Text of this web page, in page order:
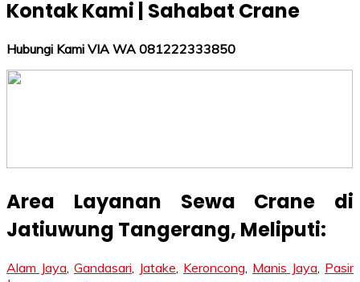
Kontak Kami | Sahabat Crane
Hubungi Kami VIA WA 081222333850
Area Layanan Sewa Crane di
Jatiuwung Tangerang, Meliputi:
Alam Jaya Gandasari Jatake Keroncong Manis Jaya Pasir